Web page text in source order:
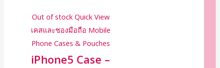
Out of stock Quick View
เคสและซองมือถือ Mobile
Phone Cases & Pouches
iPhone5 Case –